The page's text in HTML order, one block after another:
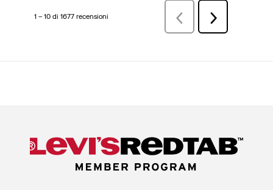
1 – 10 di 1677 recensioni Precedenterecensioni
Successiva
recensioni